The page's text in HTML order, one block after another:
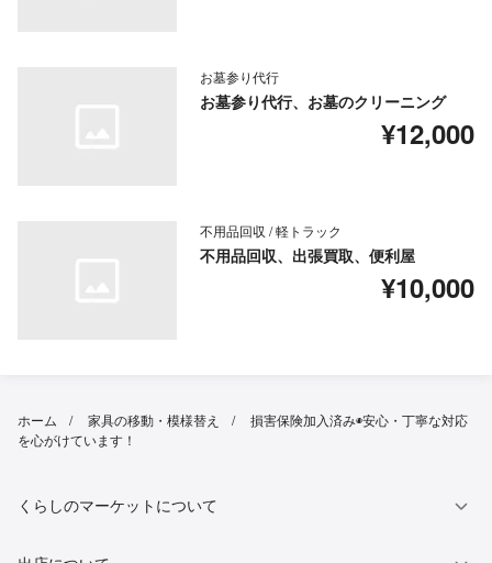
お墓参り代行
お墓参り代行、お墓のクリーニング
¥12,000
不用品回収 / 軽トラック
不用品回収、出張買取、便利屋
¥10,000
ホーム 家具の移動・模様替え
損害保険加入済み◉安心・丁寧な対応
を心がけています！
くらしのマーケットについて